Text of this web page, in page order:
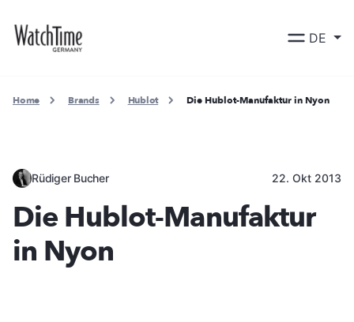
DE
Home Brands Hublot Die Hublot-Manufaktur in Nyon
Rüdiger Bucher 22. Okt 2013
Die Hublot-Manufaktur
in Nyon